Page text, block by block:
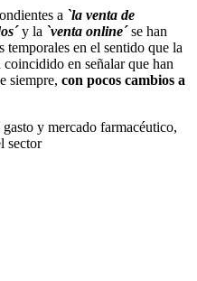
a `la venta de
y la `venta online´se han
temporales en el sentido que la
en señalar que han
siempre, con pocos cambios a
y mercado farmacéutico,
sector